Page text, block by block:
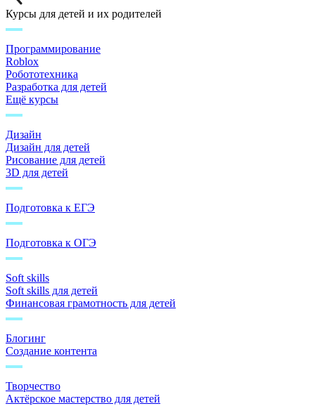
Курсы для детей и их родителей
Программирование
Roblox
Робототехника
Разработка для детей
Ещё курсы
Дизайн
Дизайн для детей
Рисование для детей
3D для детей
Подготовка к ЕГЭ
Подготовка к ОГЭ
Soft skills
Soft skills для детей
Финансовая грамотность для детей
Блогинг
Создание контента
Творчество
Актёрское мастерство для детей